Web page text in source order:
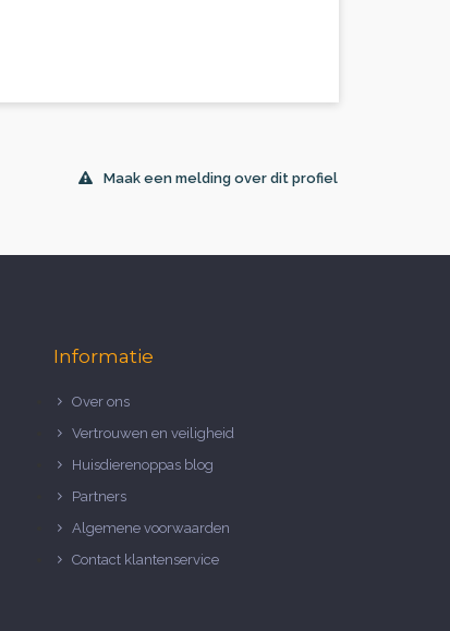
Maak een melding over dit profiel
Informatie
Over ons
Vertrouwen en veiligheid
Huisdierenoppas blog
Partners
Algemene voorwaarden
Contact klantenservice